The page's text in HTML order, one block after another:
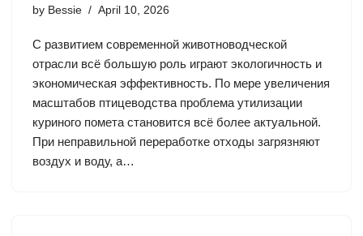
by Bessie April 10, 2026
С развитием современной животноводческой
отрасли всё большую роль играют экологичность и
экономическая эффективность. По мере увеличения
масштабов птицеводства проблема утилизации
куриного помета становится всё более актуальной.
При неправильной переработке отходы загрязняют
воздух и воду, а…